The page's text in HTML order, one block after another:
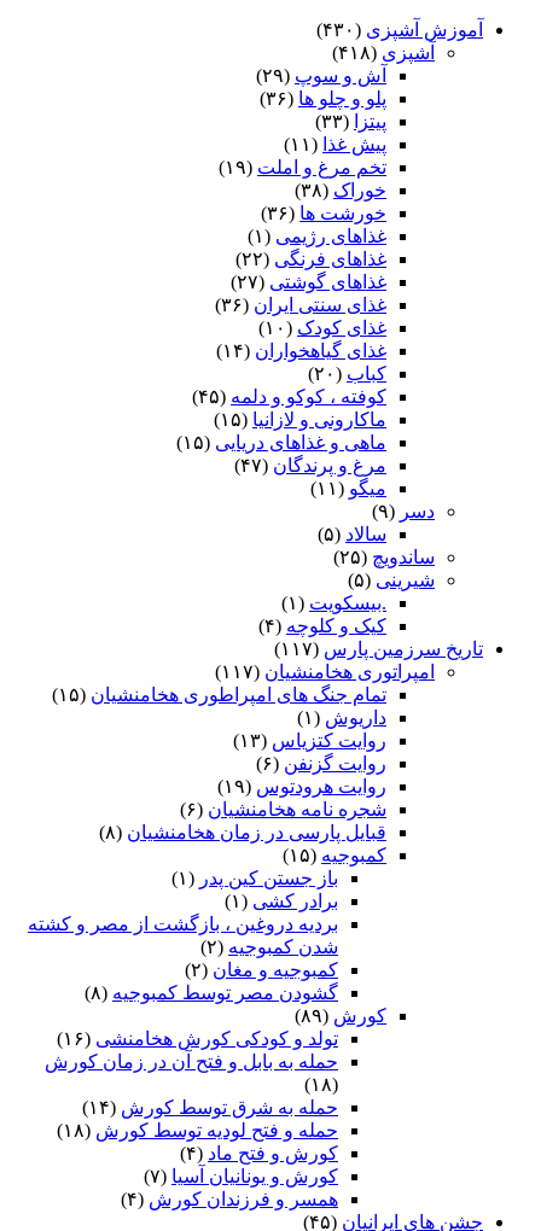
آموزش آشپزی (۴۳۰)
آشپزی (۴۱۸)
آش و سوپ (۲۹)
پلو و چلو ها (۳۶)
پیتزا
(۳۳)
پیش غذا (۱۱)
تخم مرغ و املت (۱۹)
خوراک (۳۸)
خورشت ها (۳۶)
غذاهای رژیمی (۱)
غذاهای فرنگی (۲۲)
غذاهای گوشتی (۲۷)
غذای سنتی ایران (۳۶)
غذای کودک (۱۰)
غذای گیاهخواران (۱۴)
کباب (۲۰)
کوفته ، کوکو و دلمه (۴۵)
ماکارونی و لازانیا (۱۵)
ماهی و غذاهای دریایی (۱۵)
مرغ و پرندگان (۴۷)
میگو (۱۱)
دسر (۹)
سالاد (۵)
ساندویچ (۲۵)
شیرینی (۵)
.بیسکویت (۱)
کیک و کلوچه (۴)
تاریخ سرزمین پارس (۱۱۷)
امپراتوری هخامنشیان (۱۱۷)
تمام جنگ های امپراطوری هخامنشیان (۱۵)
داریوش (۱)
روایت کتزیاس (۱۳)
روایت گزنفن (۶)
روایت هرودتوس (۱۹)
شجره نامه هخامنشیان (۶)
قبایل پارسی در زمان هخامنشیان (۸)
کمبوجیه (۱۵)
باز جستن کین پدر (۱)
برادر کشی (۱)
بردیه دروغین ، بازگشت از مصر و کشته
شدن کمبوجیه (۲)
کمبوجیه و مغان (۲)
گشودن مصر توسط کمبوجیه (۸)
کورش (۸۹)
تولد و کودکی کورش هخامنشی (۱۶)
حمله به بابل و فتح آن در زمان کورش
(۱۸)
حمله به شرق توسط کورش (۱۴)
حمله و فتح لودیه توسط کورش (۱۸)
کورش و فتح ماد (۴)
کورش و یونانیان آسیا (۷)
همسر و فرزندان کورش (۴)
جشن های ایرانیان (۴۵)